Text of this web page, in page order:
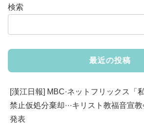
検索
最近の投稿
[漢江日報] MBC·ネットフリックス「
禁止仮処分棄却···キリスト教福音宣
発表